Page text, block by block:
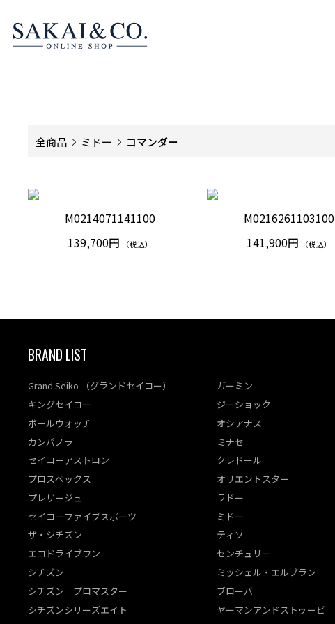
全商品 ミドー コマンダー
M0214071141100
139,700円
（税込）
M0216261103100
141,900円
（税込）
BRAND LIST
Grand Seiko （グランドセイコー）
キングセイコー
ボールウォッチ
カンパノラ
セイコーアストロン
プロスペックス
プレザージュ
セイコーファイブスポーツ
ザ・シチズン
エコドライブワン
シチズン
シチズン プロマスター
シチズンシリーズエイト
ガーミン
ジーショック
オシアナス
ミナセ
クレドール
オリエントスター
ラドー
ミドー
ティソ
センチュリー
ミッシェル・エルブラン
ブローバ
ヤーマンアンドストゥービ